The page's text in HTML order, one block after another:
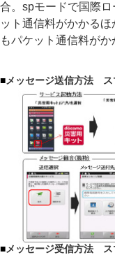
合。spモードで国際
ット通信料がかかる
もパケット通信料がか
■メッセージ送信方法 ス
■メッセージ受信方法 ス